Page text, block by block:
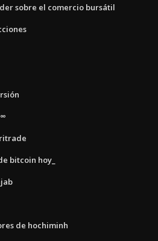
sobre el comercio bursátil
bitcoin hoy_
de hochiminh